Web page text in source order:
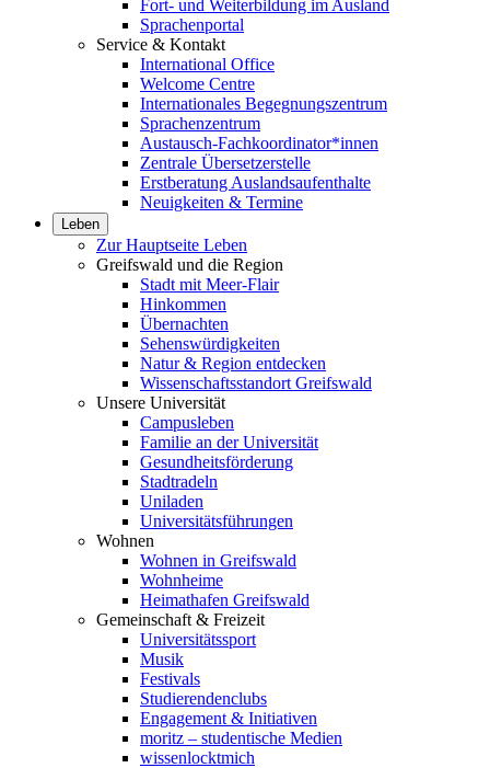
Fort- und Weiterbildung im Ausland
Sprachenportal
Service & Kontakt
International Office
Welcome Centre
Internationales Begegnungszentrum
Sprachenzentrum
Austausch-Fachkoordinator*innen
Zentrale Übersetzerstelle
Erstberatung Auslandsaufenthalte
Neuigkeiten & Termine
Leben
Zur Hauptseite Leben
Greifswald und die Region
Stadt mit Meer-Flair
Hinkommen
Übernachten
Sehenswürdigkeiten
Natur & Region entdecken
Wissenschaftsstandort Greifswald
Unsere Universität
Campusleben
Familie an der Universität
Gesundheitsförderung
Stadtradeln
Uniladen
Universitätsführungen
Wohnen
Wohnen in Greifswald
Wohnheime
Heimathafen Greifswald
Gemeinschaft & Freizeit
Universitätssport
Musik
Festivals
Studierendenclubs
Engagement & Initiativen
moritz – studentische Medien
wissenlocktmich